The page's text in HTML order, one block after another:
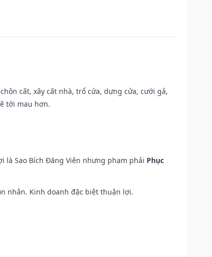
cất, xây cất nhà, trổ cửa, dựng cửa, cưới gả,
tới mau hơn.
là Sao Bích Đăng Viên nhưng phạm phải Phục
nhân. Kinh doanh đặc biệt thuận lợi.